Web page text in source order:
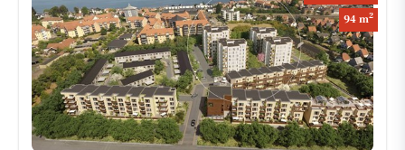
94 m2